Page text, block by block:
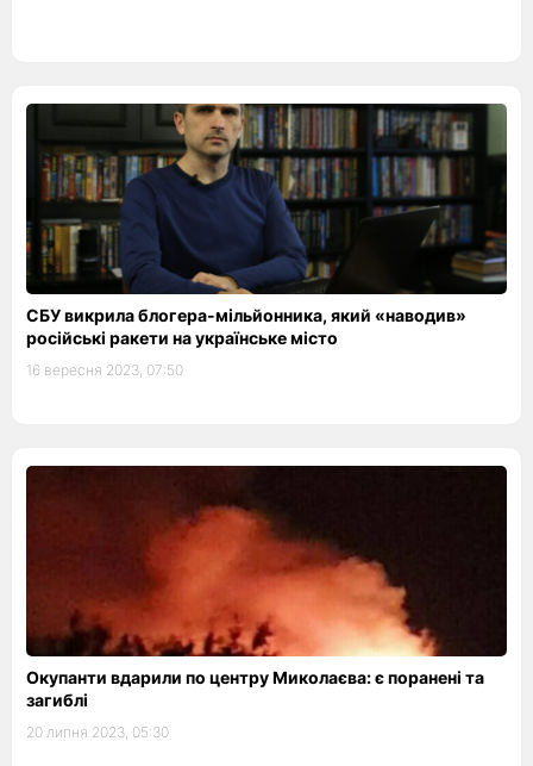
СБУ викрила блогера-мільйонника, який «наводив»
російські ракети на українське місто
16 вересня 2023, 07:50
Окупанти вдарили по центру Миколаєва: є поранені та
загиблі
20 липня 2023, 05:30